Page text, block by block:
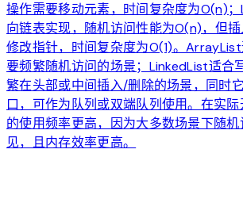
操作需要移动元素，时间复杂度为O(n)
向链表实现，随机访问性能为O(n)，但
修改指针，时间复杂度为O(1)。
要频繁随机访问的场景；LinkedList适合
繁在头部或中间插入/删除的场景，同时
口，可作为队列或双端队列使用。在实
的使用频率更高，因为大多数场景下随
见，且内存效率更高。